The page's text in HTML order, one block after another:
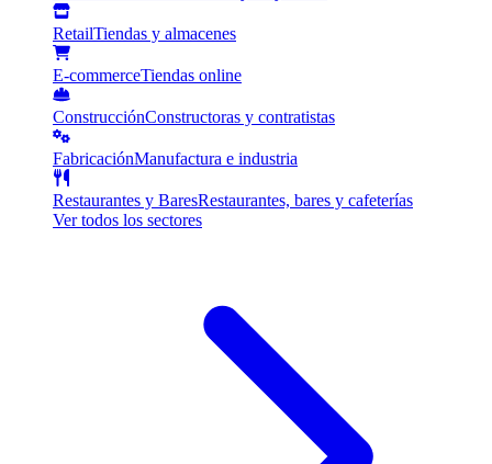
RetailTiendas y almacenes
E-commerceTiendas online
ConstrucciónConstructoras y contratistas
FabricaciónManufactura e industria
Restaurantes y BaresRestaurantes, bares y cafeterías
Ver todos los sectores